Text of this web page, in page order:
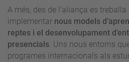
A més, des de l’aliança es
implementar nous models
reptes i el desenvolupament
presencials. Uns nous entorns
programes internacionals als